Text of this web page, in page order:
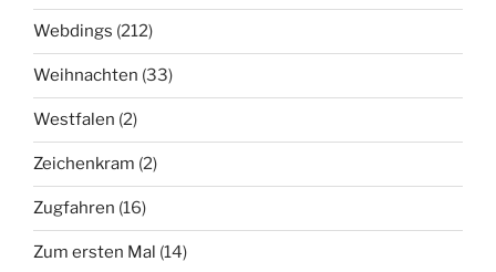
Webdings (212)
Weihnachten (33)
Westfalen (2)
Zeichenkram (2)
Zugfahren (16)
Zum ersten Mal (14)